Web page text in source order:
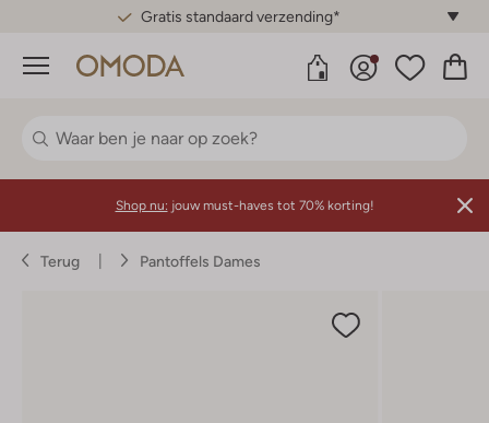
Gratis standaard verzending*
Menu
Shop nu: jouw must-haves tot 70% korting!
Terug Pantoffels Dames